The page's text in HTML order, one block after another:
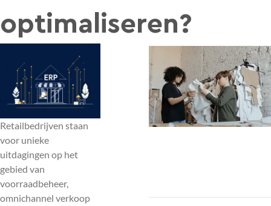
optimaliseren?
Retailbedrijven staan
voor unieke
uitdagingen op het
gebied van
voorraadbeheer,
omnichannel verkoop